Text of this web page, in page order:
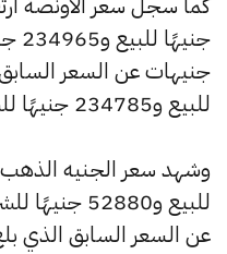
للبيع و234785 جنيهًا للشراء.